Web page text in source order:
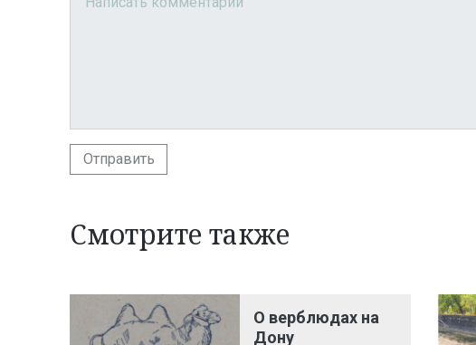
Отправить
Смотрите также
О верблюдах на
Дону